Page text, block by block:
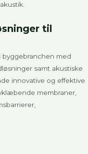
til
med
samt akustiske
innovative og effektive
membraner,